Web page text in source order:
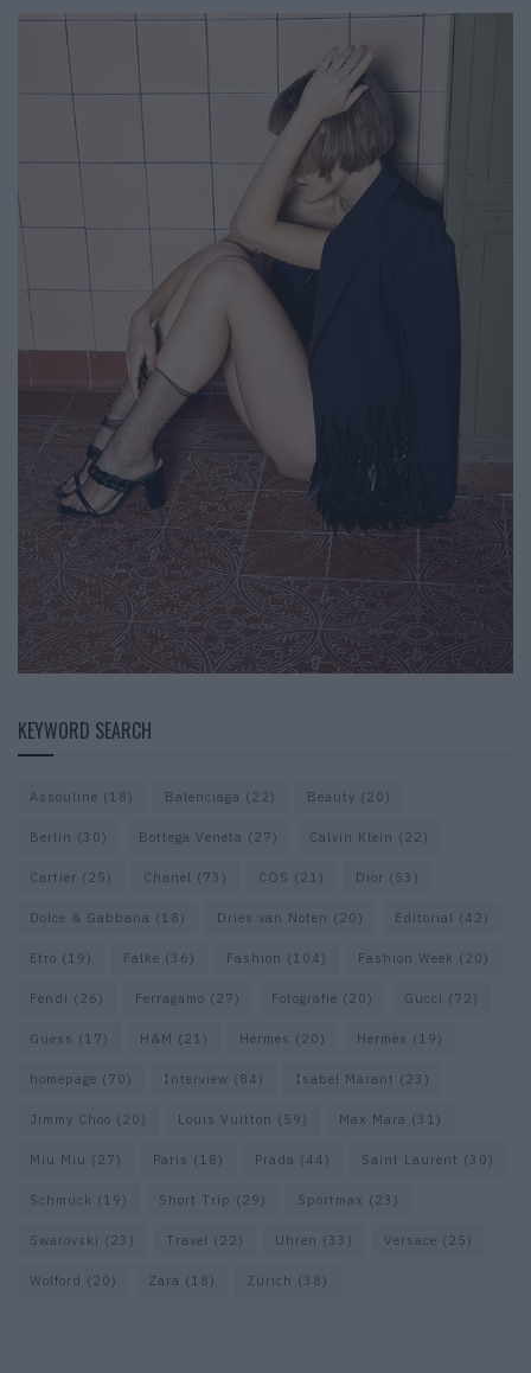
KEYWORD SEARCH
Assouline (18) Balenciaga (22) Beauty (20)
Berlin (30) Bottega Veneta (27) Calvin Klein (22)
Cartier (25) Chanel (73) COS (21) Dior (53)
Dolce & Gabbana (18) Dries van Noten (20) Editorial (42)
Etro (19) Falke (36) Fashion (104) Fashion Week (20)
Fendi (26) Ferragamo (27) Fotografie (20) Gucci (72)
Guess (17) H&M (21) Hermes (20) Hermès (19)
homepage (70) Interview (84) Isabel Marant (23)
Jimmy Choo (20) Louis Vuitton (59) Max Mara (31)
Miu Miu (27) Paris (18) Prada (44) Saint Laurent (30)
Schmuck (19) Short Trip (29) Sportmax (23)
Swarovski (23) Travel (22) Uhren (33) Versace (25)
Wolford (20) Zara (18) Zürich (38)